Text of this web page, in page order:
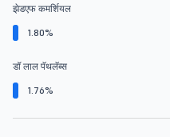
झेडएफ कमर्शियल
1.80%
डॉ लाल पॅथलॅब्स
1.76%